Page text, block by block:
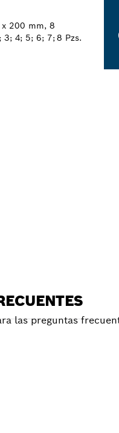
200 mm, 8
3; 4; 5; 6; 7;8 Pzs.
las preguntas